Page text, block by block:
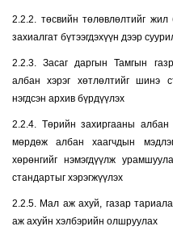
2.2.2. төсвийн төлөвлөлтийг
захиалгат бүтээгдэхүүн дээр
2.2.3. Засаг даргын Тамгын
албан хэрэг хөтлөлтийг шинэ
нэгдсэн архив бүрдүүлэх
2.2.4. Төрийн захиргааны албан
мөрдөж албан хаагчдын
хөрөнгийг нэмэгдүүлж
стандартыг хэрэгжүүлэх
2.2.5. Мал аж ахуй, газар
аж ахуйн хэлбэрийн олшруулах